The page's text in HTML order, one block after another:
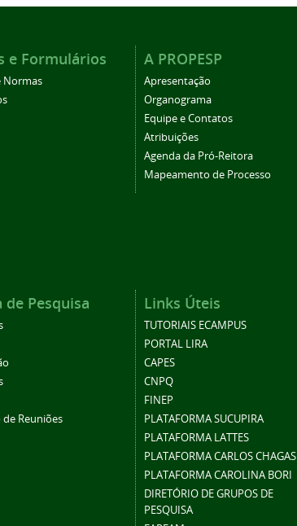
e Formulários
Normas
A PROPESP
Apresentação
Organograma
Equipe e Contatos
Atribuições
Agenda da Pró-Reitora
Mapeamento de Processo
de Pesquisa
Reuniões
Links Úteis
TUTORIAIS ECAMPUS
PORTAL LIRA
CAPES
CNPQ
FINEP
PLATAFORMA SUCUPIRA
PLATAFORMA LATTES
PLATAFORMA CARLOS CHAGAS
PLATAFORMA CAROLINA BORI
DIRETÓRIO DE GRUPOS DE
PESQUISA